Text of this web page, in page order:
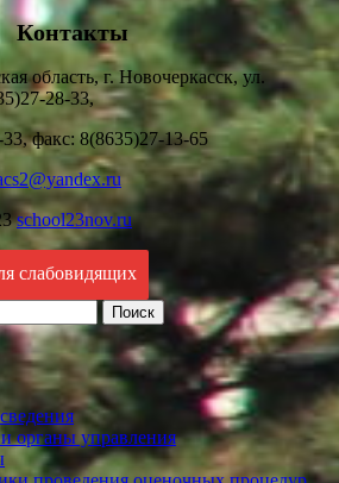
Контакты
область, г. Новочеркасск, ул.
28-33,
факс: 8(8635)27-13-65
school23nov.ru
слабовидящих
органы управления